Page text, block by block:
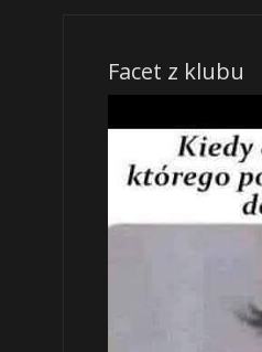
Facet z klubu